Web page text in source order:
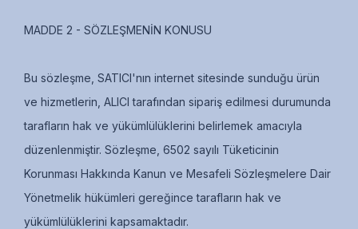
MADDE 2 - SÖZLEŞMENİN KONUSU
Bu sözleşme, SATICI'nın internet sitesinde sunduğu ürün
ve hizmetlerin, ALICI tarafından sipariş edilmesi durumunda
tarafların hak ve yükümlülüklerini belirlemek amacıyla
düzenlenmiştir. Sözleşme, 6502 sayılı Tüketicinin
Korunması Hakkında Kanun ve Mesafeli Sözleşmelere Dair
Yönetmelik hükümleri gereğince tarafların hak ve
yükümlülüklerini kapsamaktadır.